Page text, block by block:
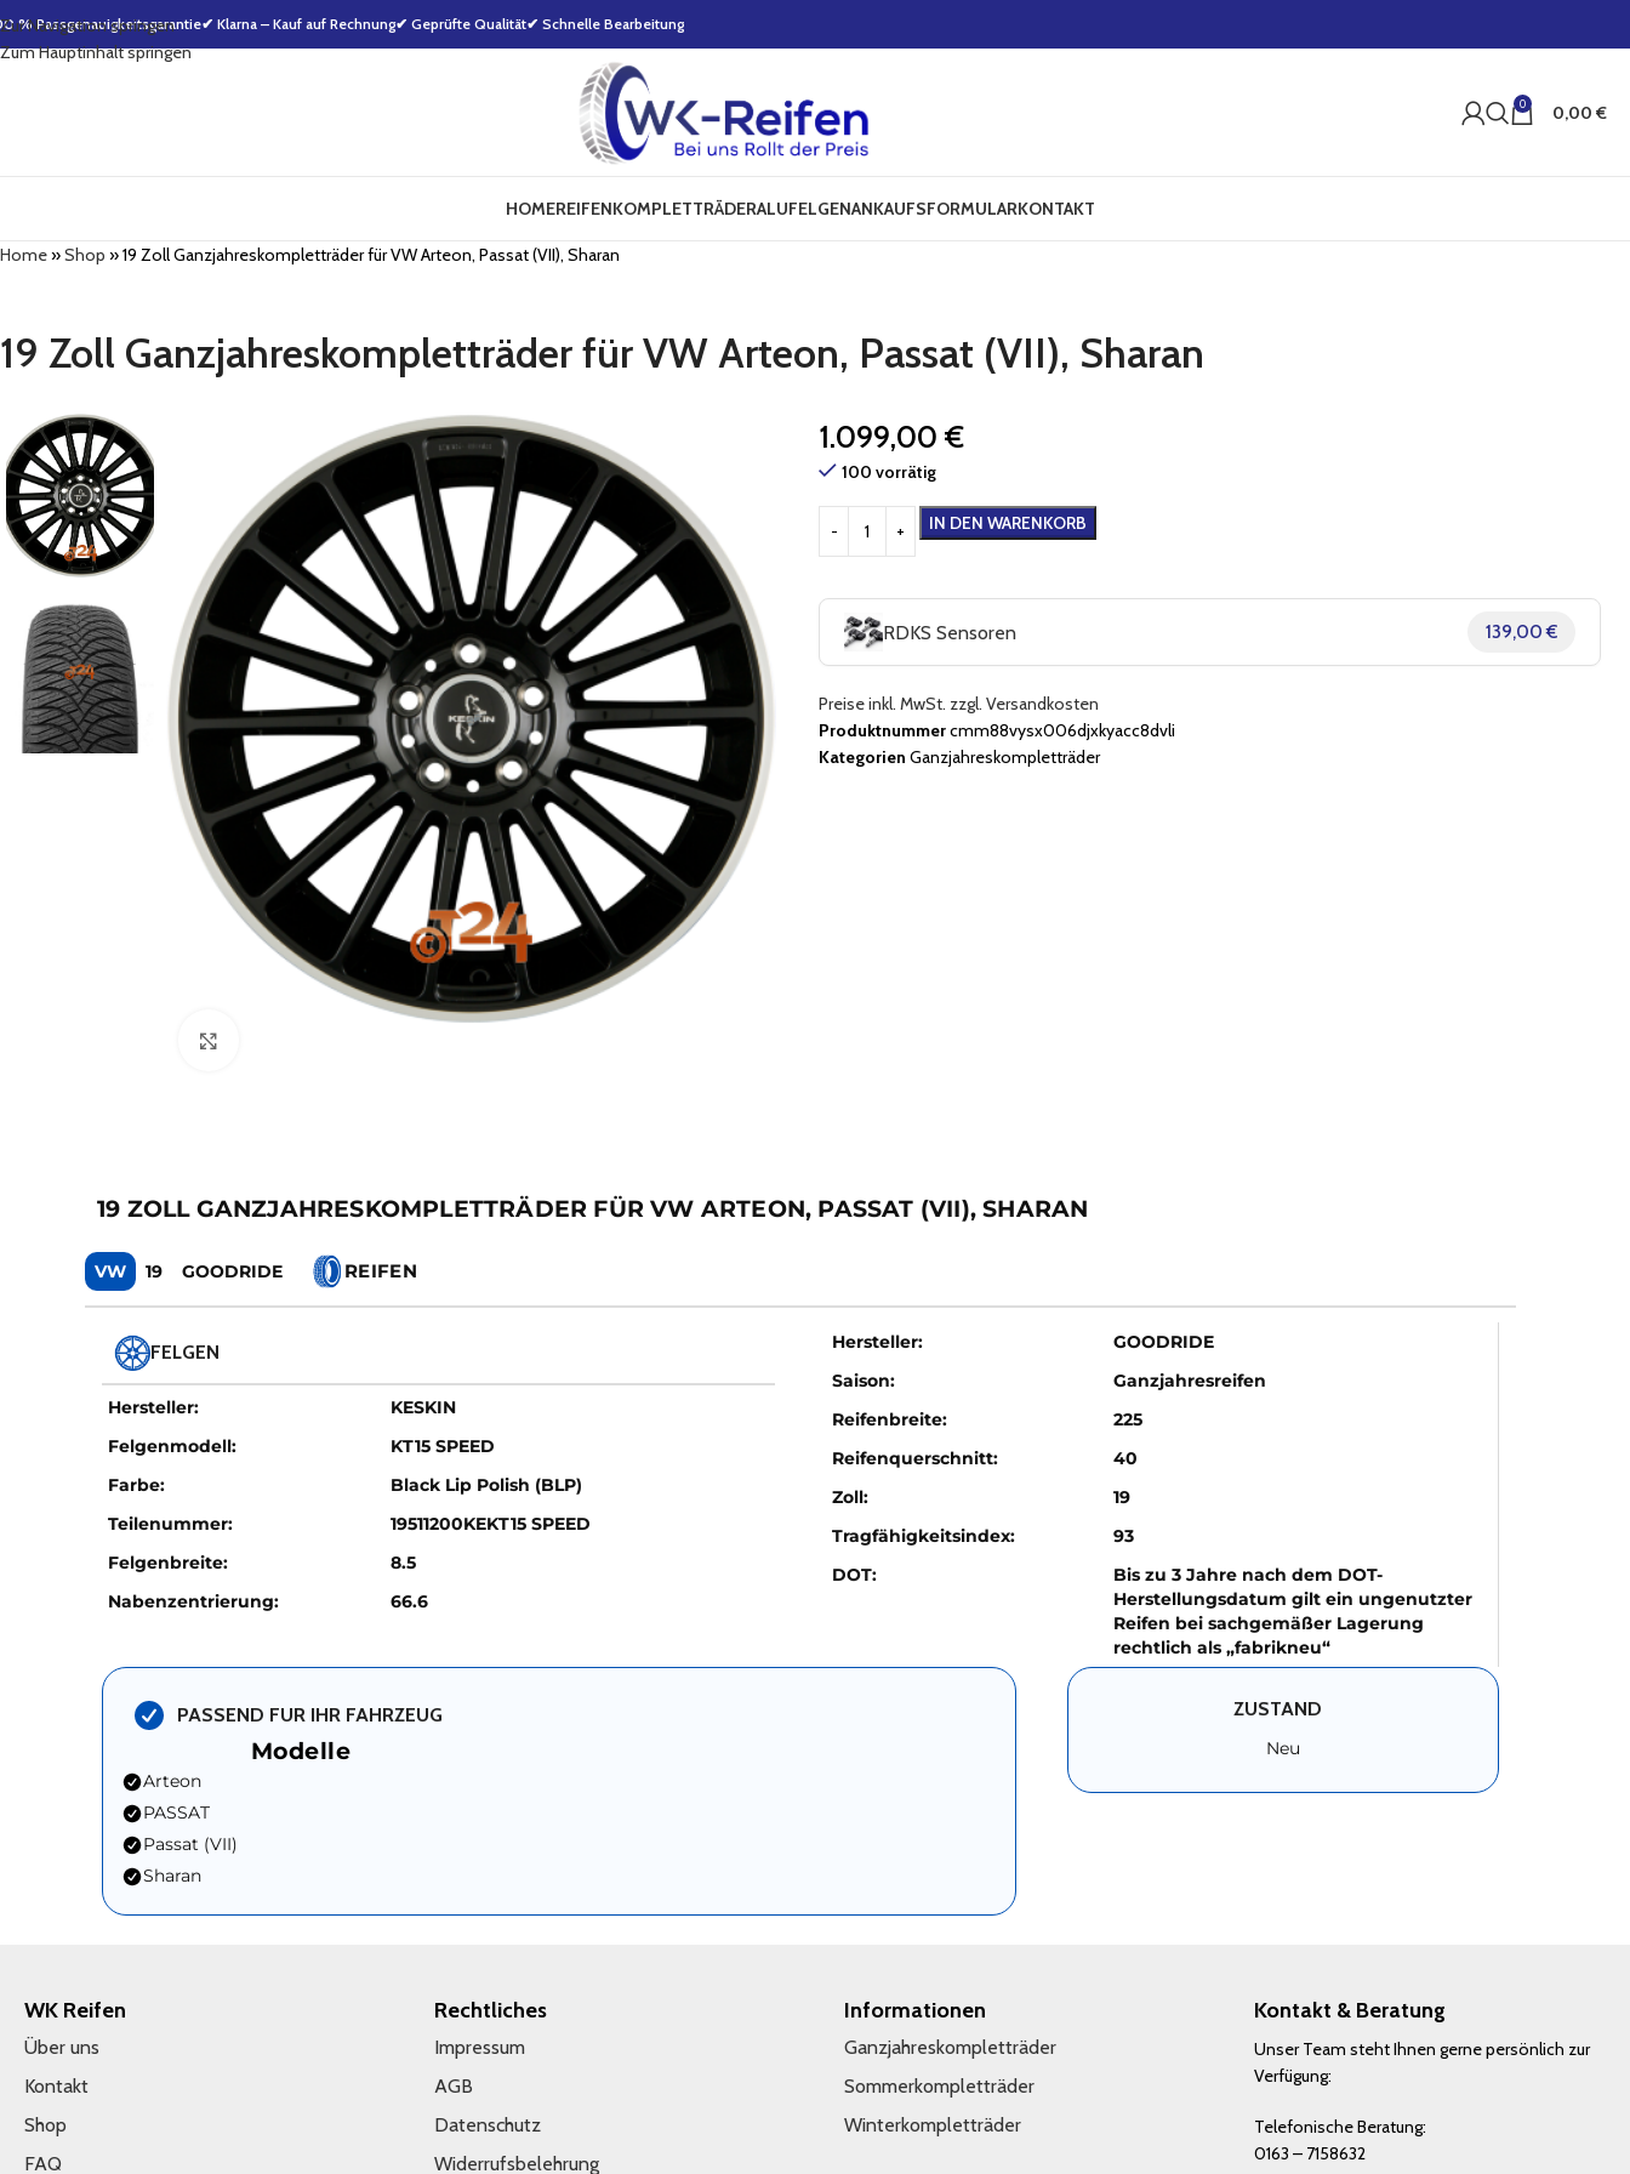
Zur Navigation springen
Zum Hauptinhalt springen
% Passgenauigkeitsgarantie✔ Klarna – Kauf auf Rechnung✔ Geprüfte Qualität✔ Schnelle Bearbeitung
0 0,00 €
HOMEREIFENKOMPLETTRÄDERALUFELGENANKAUFSFORMULARKONTAKT
Home»Shop »19 Zoll Ganzjahreskompletträder für VW Arteon, Passat (VII), Sharan
19 Zoll Ganzjahreskompletträder für VW Arteon, Passat (VII), Sharan
1.099,00 €
100 vorrätig
IN DEN WARENKORB
RDKS Sensoren 139,00 €
Preise inkl. MwSt. zzgl. Versandkosten
Produktnummercmm88vysx006djxkyacc8dvli
Kategorien Ganzjahreskompletträder
19 ZOLL GANZJAHRESKOMPLETTRÄDER FÜR VW ARTEON, PASSAT (VII), SHARAN
VW 19 GOODRIDE REIFEN
FELGEN
Hersteller:
KESKIN
Felgenmodell:
KT15 SPEED
Farbe:
Black Lip Polish (BLP)
Teilenummer:
19511200KEKT15 SPEED
Felgenbreite:
8.5
Nabenzentrierung:
66.6
Hersteller:
GOODRIDE
Saison:
Ganzjahresreifen
Reifenbreite:
225
Reifenquerschnitt:
40
Zoll:
19
Tragfähigkeitsindex:
93
DOT:
Bis zu 3 Jahre nach dem DOT-
Herstellungsdatum gilt ein ungenutzter
Reifen bei sachgemäßer Lagerung
rechtlich als „fabrikneu“
PASSEND FUR IHR FAHRZEUG
Modelle
Arteon
PASSAT
Passat (VII)
Sharan
ZUSTAND
Neu
WK Reifen
Über uns
Kontakt
Shop
FAQ
Rechtliches
Impressum
AGB
Datenschutz
Widerrufsbelehrung
Informationen
Ganzjahreskompletträder
Sommerkompletträder
Winterkompletträder
Kontakt & Beratung
Unser Team steht Ihnen gerne persönlich zur
Verfügung:
Telefonische Beratung:
0163 – 7158632